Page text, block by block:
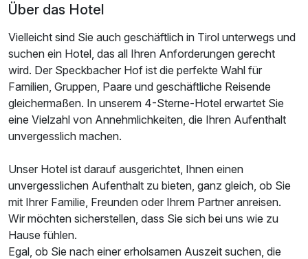
Ausstattung
Für 3 Tage
Familienzimmer
2 Erwachsene und 2 Kinder
Über das Hotel
Vielleicht sind Sie auch geschäftlich in Tirol unterwegs und
suchen ein Hotel, das all Ihren Anforderungen gerecht
wird. Der Speckbacher Hof ist die perfekte Wahl für
Familien, Gruppen, Paare und geschäftliche Reisende
gleichermaßen. In unserem 4-Sterne-Hotel erwartet Sie
eine Vielzahl von Annehmlichkeiten, die Ihren Aufenthalt
unvergesslich machen.
Unser Hotel ist darauf ausgerichtet, Ihnen einen
unvergesslichen Aufenthalt zu bieten, ganz gleich, ob Sie
mit Ihrer Familie, Freunden oder Ihrem Partner anreisen.
Wir möchten sicherstellen, dass Sie sich bei uns wie zu
Hause fühlen.
Egal, ob Sie nach einer erholsamen Auszeit suchen, die